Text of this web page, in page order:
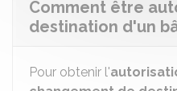
Comment être
destination d'un
Pour obtenir l'